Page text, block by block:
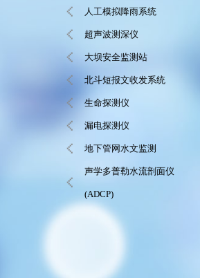
人工模拟降雨系统
超声波测深仪
大坝安全监测站
北斗短报文收发系统
生命探测仪
漏电探测仪
地下管网水文监测
声学多普勒水流剖面仪
(ADCP)